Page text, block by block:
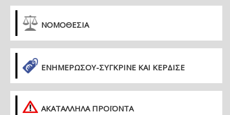
ΝΟΜΟΘΕΣΙΑ
ΕΝΗΜΕΡΏΣΟΥ-ΣΎΓΚΡΙΝΕ ΚΑΙ ΚΈΡΔΙΣΕ
ΑΚΑΤΑΛΛΗΛΑ ΠΡΟΪΟΝΤΑ